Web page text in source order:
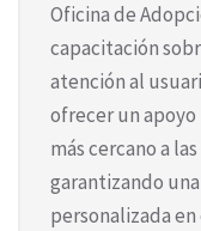
Oficina de
capacitación
atención al
ofrecer un
más cercano a
garantizando
personalizada en